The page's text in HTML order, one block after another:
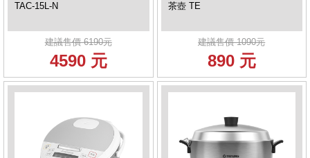
TAC-15L-N
建議售價 6190元
4590 元
茶壺 TE
建議售價 1090元
890 元